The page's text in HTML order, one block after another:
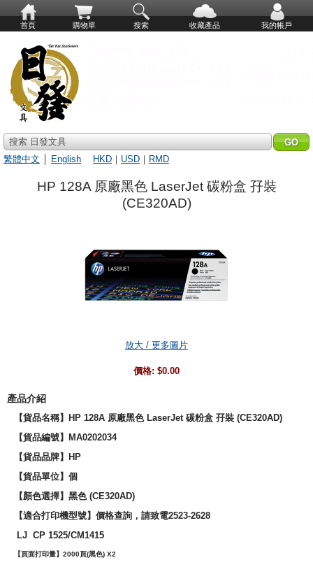
首頁 購物單 搜索 收藏產品 我的帳戶
搜索 日發文具
繁體中文
English HKD ｜ USD ｜ RMD
HP 128A 原廠黑色 LaserJet 碳粉盒 孖裝
(CE320AD)
放大 / 更多圖片
價格: $0.00
產品介紹
【貨品名稱】HP 128A 原廠黑色 LaserJet 碳粉盒 孖裝 (CE320AD)
【貨品編號】MA0202034
【貨品品牌】
HP
【貨品單位】個
【顏色選擇】 黑色 (CE320AD)
【適合打印機型號】價格查詢，請致電2523-2628
LJ CP 1525/CM1415
【頁面打印量】2000頁(黑色) X2